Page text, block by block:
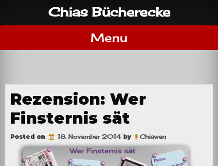
content
Chias Bücherecke
Menu
Rezension: Wer
Finsternis sät
Posted on 18. November 2014by Chiawen